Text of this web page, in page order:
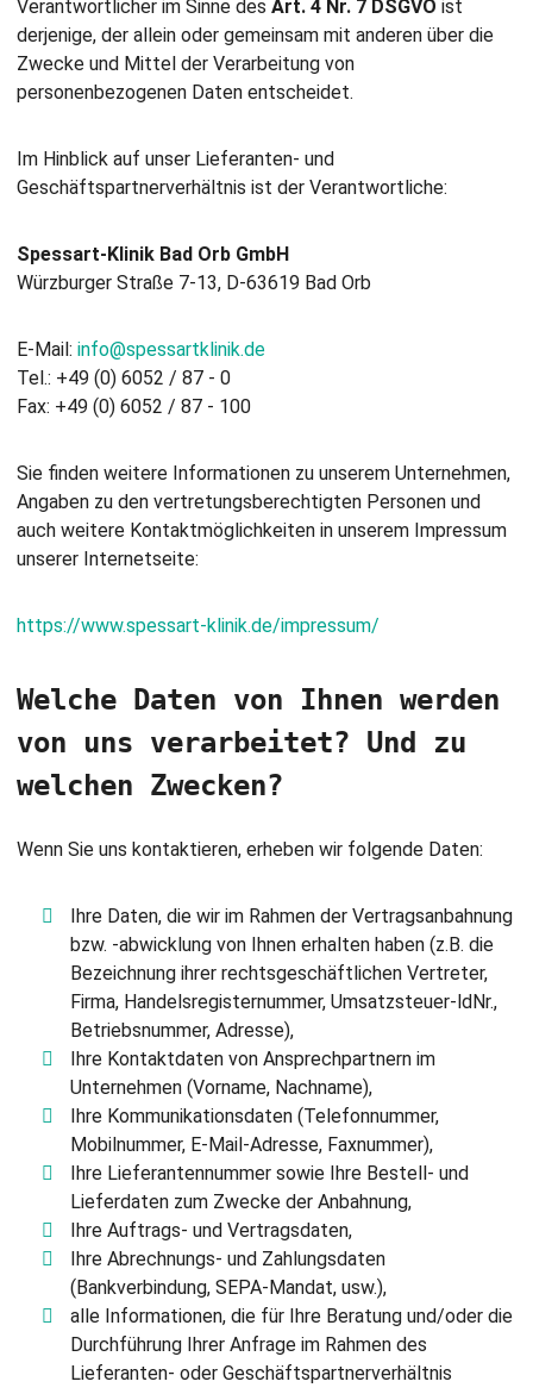
Verantwortlicher im Sinne des Art. 4 Nr. 7 DSGVO ist
derjenige, der allein oder gemeinsam mit anderen über die
Zwecke und Mittel der Verarbeitung von
personenbezogenen Daten entscheidet.
Im Hinblick auf unser Lieferanten- und
Geschäftspartnerverhältnis ist der Verantwortliche:
Spessart-Klinik Bad Orb GmbH
Würzburger Straße 7-13, D-63619 Bad Orb
E-Mail: info@spessartklinik.de
Tel.: +49 (0) 6052 / 87 - 0
Fax: +49 (0) 6052 / 87 - 100
Sie finden weitere Informationen zu unserem Unternehmen,
Angaben zu den vertretungsberechtigten Personen und
auch weitere Kontaktmöglichkeiten in unserem Impressum
unserer Internetseite:
https://www.spessart-klinik.de/impressum/
Welche Daten von Ihnen werden
von uns verarbeitet? Und zu
welchen Zwecken?
Wenn Sie uns kontaktieren, erheben wir folgende Daten:
Ihre Daten, die wir im Rahmen der Vertragsanbahnung
bzw. -abwicklung von Ihnen erhalten haben (z.B. die
Bezeichnung ihrer rechtsgeschäftlichen Vertreter,
Firma, Handelsregisternummer, Umsatzsteuer-ldNr.,
Betriebsnummer, Adresse),
Ihre Kontaktdaten von Ansprechpartnern im
Unternehmen (Vorname, Nachname),
Ihre Kommunikationsdaten (Telefonnummer,
Mobilnummer, E-Mail-Adresse, Faxnummer),
Ihre Lieferantennummer sowie Ihre Bestell- und
Lieferdaten zum Zwecke der Anbahnung,
Ihre Auftrags- und Vertragsdaten,
Ihre Abrechnungs- und Zahlungsdaten
(Bankverbindung, SEPA-Mandat, usw.),
alle Informationen, die für Ihre Beratung und/oder die
Durchführung Ihrer Anfrage im Rahmen des
Lieferanten- oder Geschäftspartnerverhältnis